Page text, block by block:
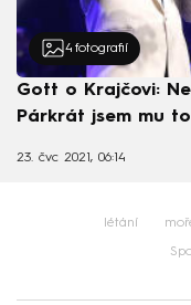
4 fotografií
Gott o Krajčovi:
Párkrát jsem mu
23. čvc 2021, 06:14
létání